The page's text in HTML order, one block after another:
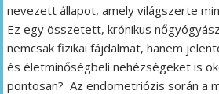
nevezett állapot, amely világszerte
Ez egy összetett, krónikus
nemcsak fizikai fájdalmat, hanem
és életminőségbeli nehézségeket is
pontosan? Az endometriózis során a